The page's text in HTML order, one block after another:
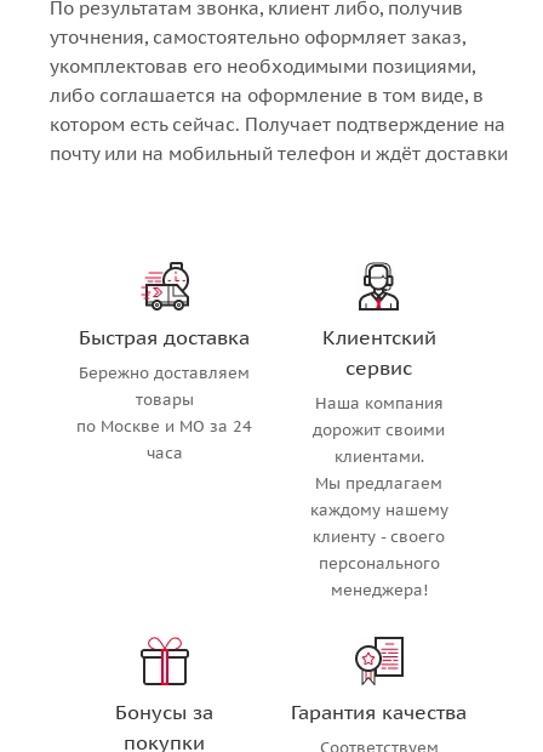
По результатам звонка, клиент либо, получив
уточнения, самостоятельно оформляет заказ,
укомплектовав его необходимыми позициями,
либо соглашается на оформление в том виде, в
котором есть сейчас. Получает подтверждение на
почту или на мобильный телефон и ждёт доставки
Быстрая доставка
Бережно доставляем
товары
по Москве и МО за 24
часа
Клиентский
сервис
Наша компания
дорожит своими
клиентами.
Мы предлагаем
каждому нашему
клиенту - своего
персонального
менеджера!
Бонусы за
покупки
Гарантия качества
Соответствуем